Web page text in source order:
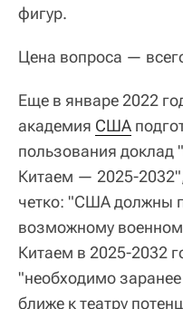
фигур.
Цена вопроса —
Еще в январе 2022
академия США
пользования доклад
Китаем — 2025-
четко: "США должны
возможному
Китаем в 2025-2032
"необходимо
ближе к театру